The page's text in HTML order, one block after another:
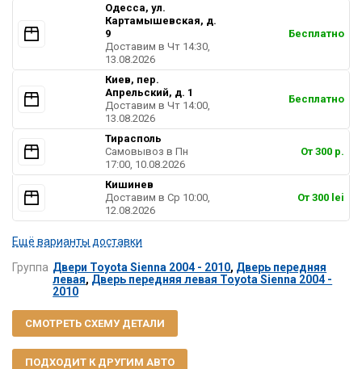
Одесса, ул.
Картамышевская, д.
9
Доставим в Чт 14:30,
13.08.2026
Бесплатно
Киев, пер.
Апрельский, д. 1
Доставим в Чт 14:00,
13.08.2026
Бесплатно
Тирасполь
Самовывоз в Пн
17:00, 10.08.2026
От 300 р.
Кишинев
Доставим в Ср 10:00,
12.08.2026
От 300 lei
Ещё варианты доставки
Группа Двери Toyota Sienna 2004 - 2010, Дверь передняя
левая, Дверь передняя левая Toyota Sienna 2004 -
2010
СМОТРЕТЬ СХЕМУ ДЕТАЛИ
ПОДХОДИТ К ДРУГИМ АВТО